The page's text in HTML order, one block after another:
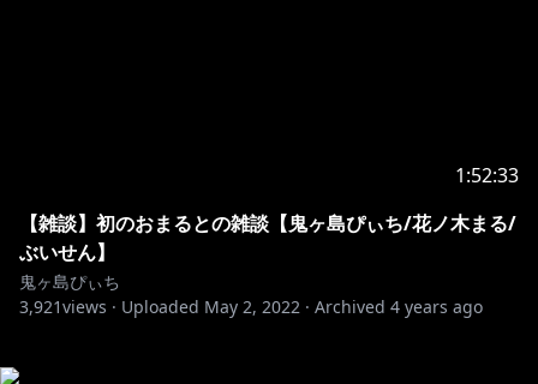
1:52:33
【雑談】初のおまるとの雑談【鬼ヶ島ぴぃち/花ノ木まる/
ぶいせん】
鬼ヶ島ぴぃち
3,921views · Uploaded May 2, 2022 · Archived 4 years ago